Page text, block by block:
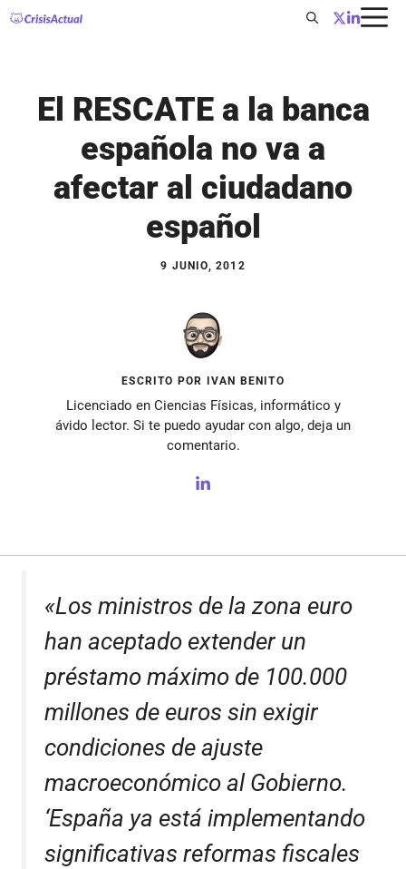
Saltar
El RESCATE a la banca
española no va a
afectar al ciudadano
español
9 JUNIO, 2012
ESCRITO POR IVAN BENITO
Licenciado en Ciencias Físicas, informático y
ávido lector. Si te puedo ayudar con algo, deja un
comentario.
«Los ministros de la zona euro
han aceptado extender un
préstamo máximo de 100.000
millones de euros sin exigir
condiciones de ajuste
macroeconómico al Gobierno.
‘España ya está implementando
significativas reformas fiscales